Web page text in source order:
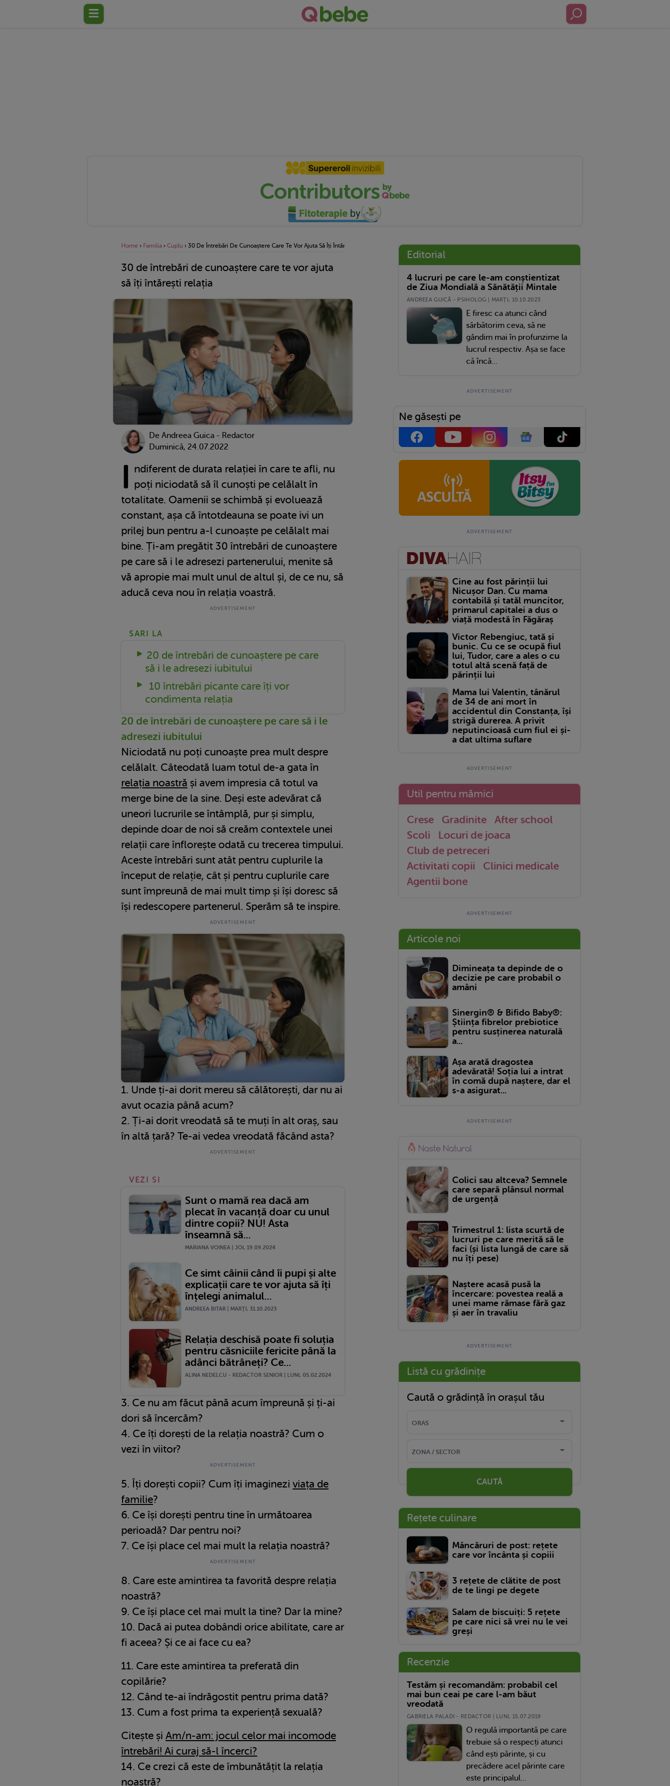
Home › Familia › Cuplu › 30 De Întrebări De Cunoaștere Care Te Vor Ajuta Să Îți Întărești Relația
30 de întrebări de cunoaștere care te vor ajuta
să îți întărești relația
De Andreea Guica - Redactor
Duminică, 24.07.2022
I ndiferent de durata relației în care te afli, nu
poți niciodată să îl cunoști pe celălalt în
totalitate. Oamenii se schimbă și evoluează
constant, așa că întotdeauna se poate ivi un
prilej bun pentru a-l cunoaște pe celălalt mai
bine. Ți-am pregătit 30 întrebări de cunoaștere
pe care să i le adresezi partenerului, menite să
vă apropie mai mult unul de altul și, de ce nu, să
aducă ceva nou în relația voastră.
SARI LA
20 de întrebări de cunoaștere pe care
să i le adresezi iubitului
10 întrebări picante care îți vor
condimenta relația
20 de întrebări de cunoaștere pe care să i le
adresezi iubitului
Niciodată nu poți cunoaște prea mult despre
celălalt. Câteodată luam totul de-a gata în
relația noastră și avem impresia că totul va
merge bine de la sine. Deși este adevărat că
uneori lucrurile se întâmplă, pur și simplu,
depinde doar de noi să creăm contextele unei
relații care înflorește odată cu trecerea timpului.
Aceste întrebări sunt atât pentru cuplurile la
început de relație, cât și pentru cuplurile care
sunt împreună de mai mult timp și își doresc să
își redescopere partenerul. Sperăm să te inspire.
1. Unde ți-ai dorit mereu să călătorești, dar nu ai
avut ocazia până acum?
2. Ți-ai dorit vreodată să te muți în alt oraș, sau
în altă țară? Te-ai vedea vreodată făcând asta?
VEZI SI
Sunt o mamă rea dacă am
plecat în vacanță doar cu unul
dintre copii? NU! Asta
înseamnă să...
MARIANA VOINEA | JOI, 19.09.2024
Ce simt câinii când îi pupi și alte
explicații care te vor ajuta să îți
înțelegi animalul...
ANDREEA BITAR | MARŢI, 31.10.2023
Relația deschisă poate fi soluția
pentru căsniciile fericite până la
adânci bătrâneți? Ce...
ALINA NEDELCU - REDACTOR SENIOR | LUNI, 05.02.2024
3. Ce nu am făcut până acum împreună și ți-ai
dori să încercăm?
4. Ce îți dorești de la relația noastră? Cum o
vezi în viitor?
5. Îți dorești copii? Cum îți imaginezi viața de
familie?
6. Ce își dorești pentru tine în următoarea
perioadă? Dar pentru noi?
7. Ce își place cel mai mult la relația noastră?
8. Care este amintirea ta favorită despre relația
noastră?
9. Ce își place cel mai mult la tine? Dar la mine?
10. Dacă ai putea dobândi orice abilitate, care ar
fi aceea? Și ce ai face cu ea?
11. Care este amintirea ta preferată din
copilărie?
12. Când te-ai îndrăgostit pentru prima dată?
13. Cum a fost prima ta experiență sexuală?
Citește și Am/n-am: jocul celor mai incomode
întrebări! Ai curaj să-l încerci?
14. Ce crezi că este de îmbunătățit la relația
noastră?
Editorial
4 lucruri pe care le-am conștientizat
de Ziua Mondială a Sănătății Mintale
ANDREEA GUICĂ - PSIHOLOG | MARŢI, 10.10.2023
E firesc ca atunci când
sărbătorim ceva, să ne
gândim mai în profunzime la
lucrul respectiv. Așa se face
că încă...
Ne găsești pe
Cine au fost părinții lui
Nicușor Dan. Cu mama
contabilă și tatăl muncitor,
primarul capitalei a dus o
viață modestă în Făgăraș
Victor Rebengiuc, tată și
bunic. Cu ce se ocupă fiul
lui, Tudor, care a ales o cu
totul altă scenă față de
părinții lui
Mama lui Valentin, tânărul
de 34 de ani mort în
accidentul din Constanța, își
strigă durerea. A privit
neputincioasă cum fiul ei și-
a dat ultima suflare
Util pentru mămici
Crese Gradinite
After school
Scoli
Locuri de joaca
Club de petreceri
Activitati copii
Clinici medicale
Agentii bone
Articole noi
Dimineața ta depinde de o
decizie pe care probabil o
amâni
Sinergin® & Bifido Baby®:
Știința fibrelor prebiotice
pentru susținerea naturală
a...
Așa arată dragostea
adevărată! Soția lui a intrat
în comă după naștere, dar el
s-a asigurat...
Colici sau altceva? Semnele
care separă plânsul normal
de urgență
Trimestrul 1: lista scurtă de
lucruri pe care merită să le
faci (și lista lungă de care să
nu îți pese)
Naștere acasă pusă la
încercare: povestea reală a
unei mame rămase fără gaz
și aer în travaliu
Listă cu grădinițe
Caută o grădință în orașul tău
CAUTĂ
Rețete culinare
Mâncăruri de post: rețete
care vor încânta și copiii
3 rețete de clătite de post
de te lingi pe degete
Salam de biscuiți: 5 rețete
pe care nici să vrei nu le vei
greși
Recenzie
Testăm și recomandăm: probabil cel
mai bun ceai pe care l-am băut
vreodată
GABRIELA PALADI - REDACTOR | LUNI, 15.07.2019
O regulă importantă pe care
trebuie să o respecți atunci
când ești părinte, și cu
precădere acel părinte care
este principalul...